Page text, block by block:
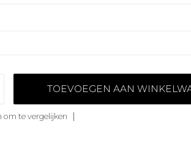
TOEVOEGEN AAN
om te vergelijken